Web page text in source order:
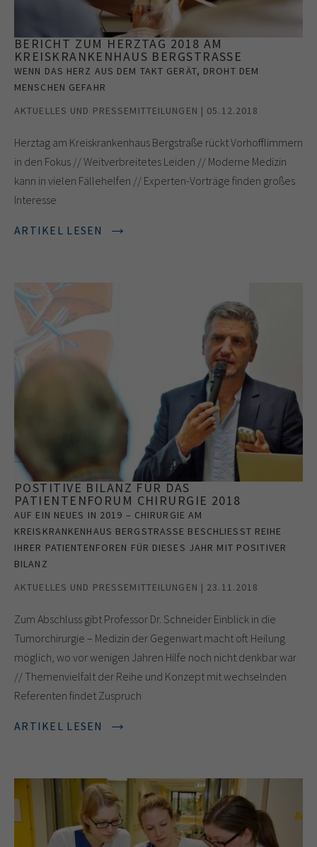
BERICHT ZUM HERZTAG 2018 AM
KREISKRANKENHAUS BERGSTRASSE
WENN DAS HERZ AUS DEM TAKT GERÄT, DROHT DEM
MENSCHEN GEFAHR
AKTUELLES UND PRESSEMITTEILUNGEN | 05.12.2018
Herztag am Kreiskrankenhaus Bergstraße rückt Vorhofflimmern
in den Fokus // Weitverbreitetes Leiden // Moderne Medizin
kann in vielen Fällehelfen // Experten-Vorträge finden großes
Interesse
ARTIKEL LESEN
POSTITIVE BILANZ FÜR DAS
PATIENTENFORUM CHIRURGIE 2018
AUF EIN NEUES IN 2019 – CHIRURGIE AM
KREISKRANKENHAUS BERGSTRASSE BESCHLIESST REIHE IH
RER PATIENTENFOREN FÜR DIESES JAHR MIT POSITIVER BI
LANZ
AKTUELLES UND PRESSEMITTEILUNGEN | 23.11.2018
Zum Abschluss gibt Professor Dr. Schneider Einblick in die
Tumorchirurgie – Medizin der Gegenwart macht oft Heilung
möglich, wo vor wenigen Jahren Hilfe noch nicht denkbar war
// Themenvielfalt der Reihe und Konzept mit wechselnden
Referenten findet Zuspruch
ARTIKEL LESEN